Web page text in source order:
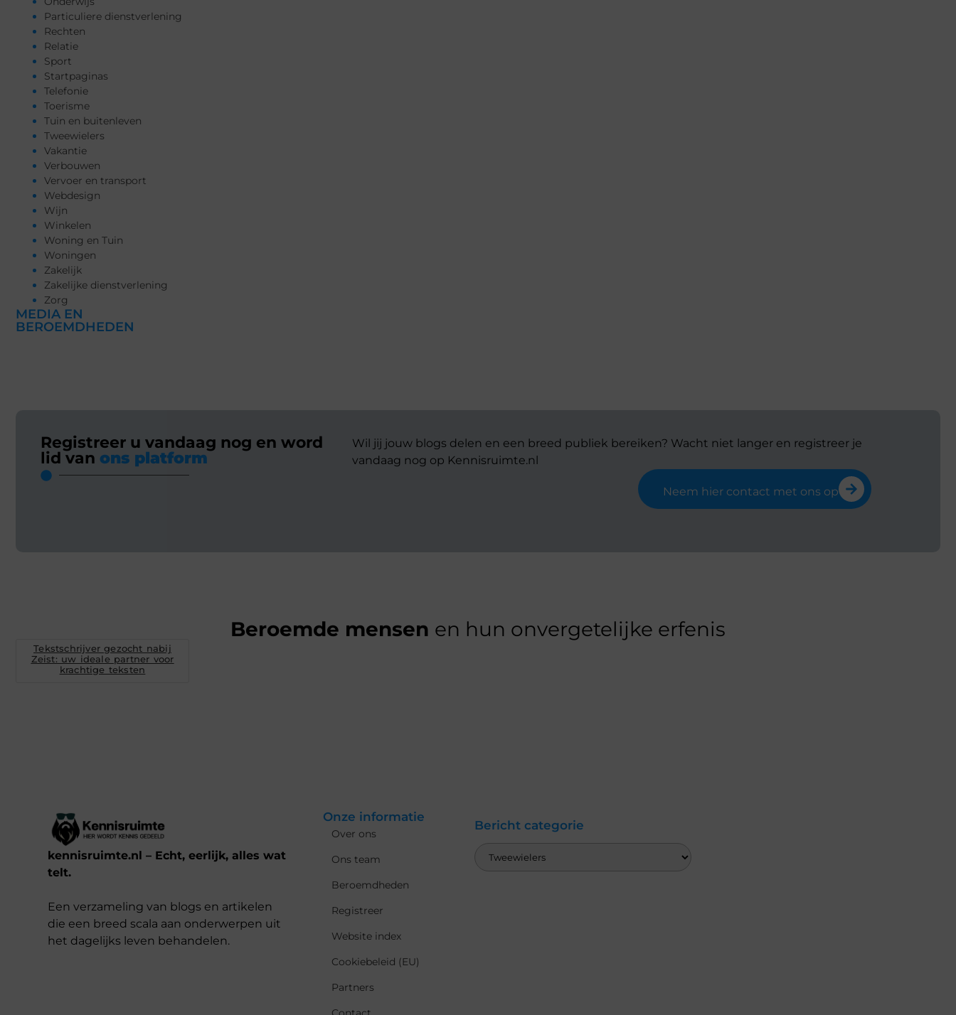
Particuliere dienstverlening
Rechten
Relatie
Sport
Startpaginas
Telefonie
Toerisme
Tuin en buitenleven
Tweewielers
Vakantie
Verbouwen
Vervoer en transport
Webdesign
Wijn
Winkelen
Woning en Tuin
Woningen
Zakelijk
Zakelijke dienstverlening
Zorg
MEDIA EN
BEROEMDHEDEN
Registreer u vandaag nog en word
lid van ons platform
Wil jij jouw blogs delen en een breed publiek bereiken? Wacht niet langer en registreer je
vandaag nog op Kennisruimte.nl
Neem hier contact met ons op
Beroemde mensen en hun onvergetelijke erfenis
Tekstschrijver gezocht nabij
Zeist: uw ideale partner voor
krachtige teksten
kennisruimte.nl – Echt, eerlijk, alles wat
telt.
Een verzameling van blogs en artikelen
die een breed scala aan onderwerpen uit
het dagelijks leven behandelen.
Onze informatie
Over ons
Ons team
Beroemdheden
Registreer
Website index
Cookiebeleid (EU)
Partners
Bericht categorie